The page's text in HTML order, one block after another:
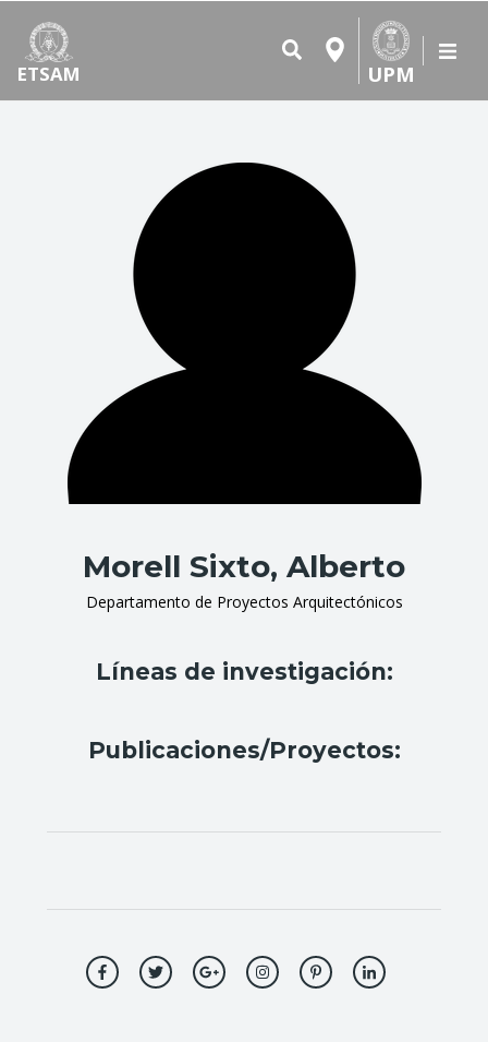
ETSAM UPM
Morell Sixto, Alberto
Departamento de Proyectos Arquitectónicos
Líneas de investigación:
Publicaciones/Proyectos: